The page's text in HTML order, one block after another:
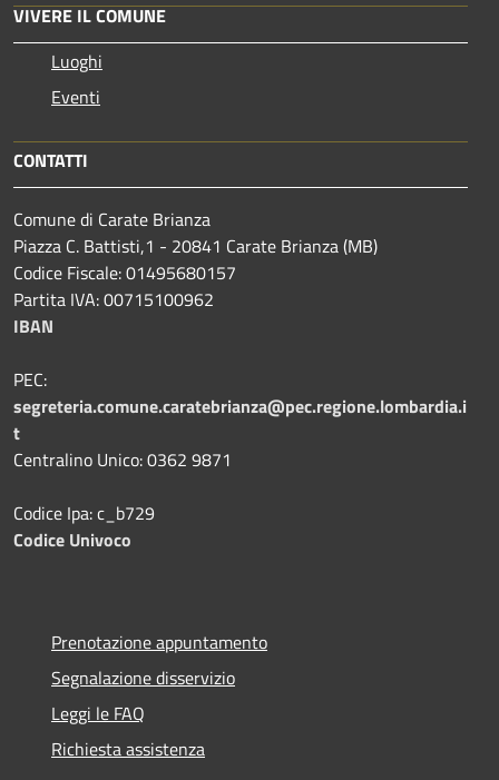
VIVERE IL COMUNE
Luoghi
Eventi
CONTATTI
Comune di Carate Brianza
Piazza C. Battisti,1 - 20841 Carate Brianza (MB)
Codice Fiscale: 01495680157
Partita IVA: 00715100962
IBAN
PEC:
segreteria.comune.caratebrianza@pec.regione.lombardia.i
t
Centralino Unico: 0362 9871
Codice Ipa: c_b729
Codice Univoco
Prenotazione appuntamento
Segnalazione disservizio
Leggi le FAQ
Richiesta assistenza